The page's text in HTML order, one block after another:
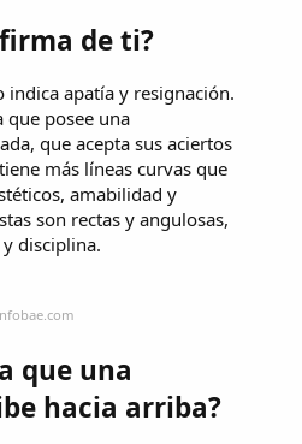
de ti?
indica apatía y resignación.
que posee una
que acepta sus aciertos
más líneas curvas que
amabilidad y
son rectas y angulosas,
disciplina.
que una
hacia arriba?